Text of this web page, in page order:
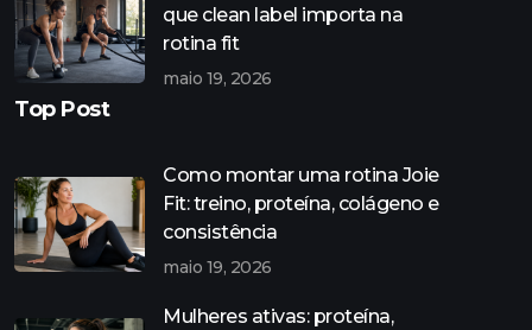
que clean label importa na
rotina fit
maio 19, 2026
Top Post
Como montar uma rotina Joie
Fit: treino, proteína, colágeno e
consistência
maio 19, 2026
Mulheres ativas: proteína,